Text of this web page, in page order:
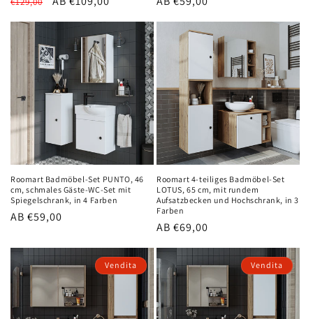
Roomart Badmöbel-Set PUNTO, 46
cm, schmales Gäste-WC-Set mit
Spiegelschrank, in 4 Farben
Normaler
AB €59,00
Roomart 4-teiliges Badmöbel-Set
LOTUS, 65 cm, mit rundem
Aufsatzbecken und Hochschrank, in 3
Farben
Normaler
AB €69,00
Vendita Vendita